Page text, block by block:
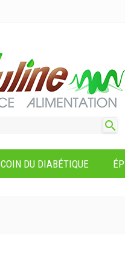

COIN DU DIABÉTIQUE